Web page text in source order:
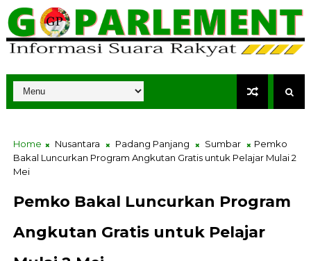
Home Nusantara Padang Panjang Sumbar
Pemko
Bakal Luncurkan Program Angkutan Gratis untuk Pelajar Mulai 2
Mei
Pemko Bakal Luncurkan Program
Angkutan Gratis untuk Pelajar